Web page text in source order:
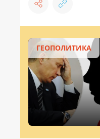
ГЕОПОЛИТИКА